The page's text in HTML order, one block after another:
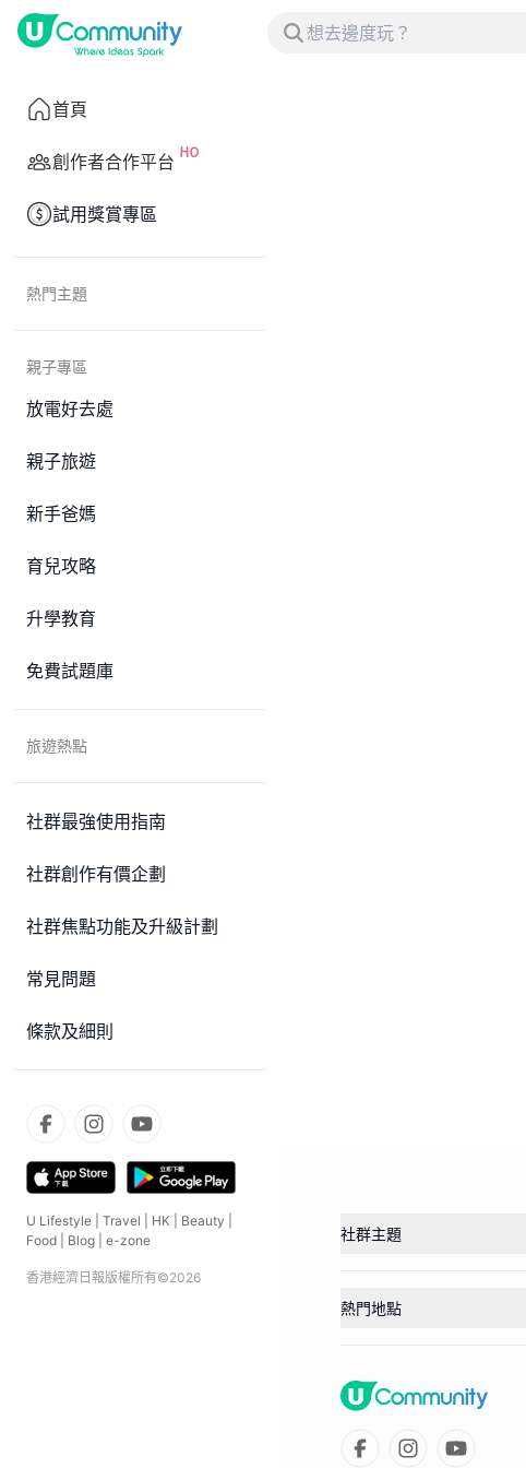
首頁
創作者合作平台
試用獎賞專區
熱門主題
親子專區
放電好去處
親子旅遊
新手爸媽
育兒攻略
升學教育
免費試題庫
旅遊熱點
社群最強使用指南
社群創作有價企劃
社群焦點功能及升級計劃
常見問題
條款及細則
U Lifestyle Travel HK Beauty
Food
Blog e-zone
香港經濟日報版權所有©2026
社群主題
熱門地點